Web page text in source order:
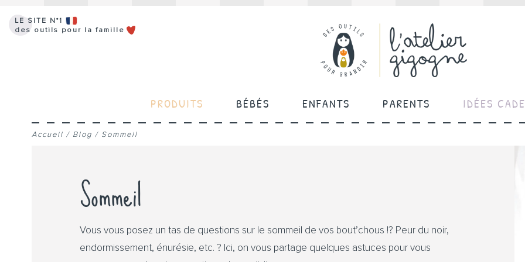
PRODUITS BÉBÉS ENFANTS PARENTS IDÉES
LE SITE N°1
des outils pour la famille
Accueil / Blog / Sommeil
Sommeil
Vous vous posez un tas de questions sur le sommeil de vos bout’chous !? Peur du noir,
endormissement, énurésie, etc. ? Ici, on vous partage quelques astuces pour vous